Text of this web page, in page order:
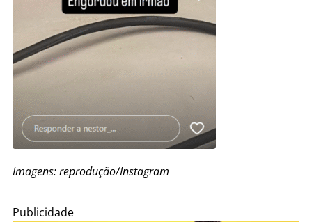
Imagens: reprodução/Instagram
Publicidade